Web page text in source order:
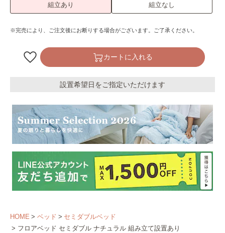
組立あり 組立なし
※完売により、ご注文後にお断りする場合がございます。ご了承ください。
カートに入れる
設置希望日をご指定いただけます
HOME ベッド
セミダブルベッド
フロアベッド セミダブル ナチュラル 組み立て設置あり